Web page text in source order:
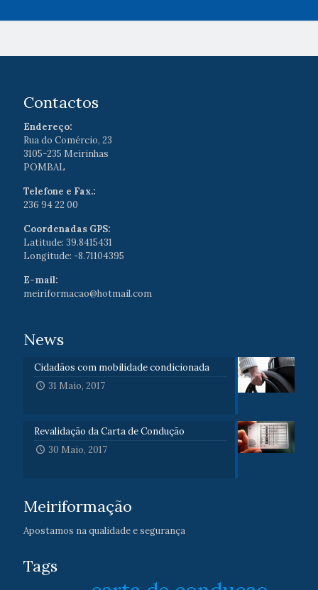
Contactos
Endereço:
Rua do Comércio, 23
3105-235 Meirinhas
POMBAL
Telefone e Fax.:
236 94 22 00
Coordenadas GPS:
Latitude: 39.8415431
Longitude: -8.71104395
E-mail:
meiriformacao@hotmail.com
News
Cidadãos com mobilidade condicionada
31 Maio, 2017
Revalidação da Carta de Condução
30 Maio, 2017
Meiriformação
Apostamos na qualidade e segurança
Tags